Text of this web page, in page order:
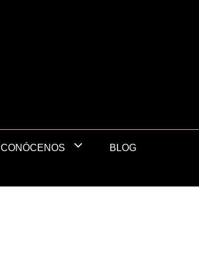
CONÓCENOS BLOG